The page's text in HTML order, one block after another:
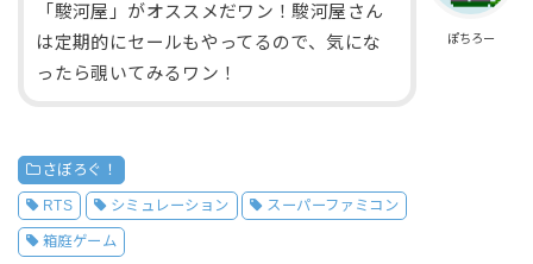
ぽちろー
「駿河屋」がオススメだワン！駿河屋さん
は定期的にセールもやってるので、気にな
ったら覗いてみるワン！
さぼろぐ！
RTS シミュレーション スーパーファミコン
箱庭ゲーム